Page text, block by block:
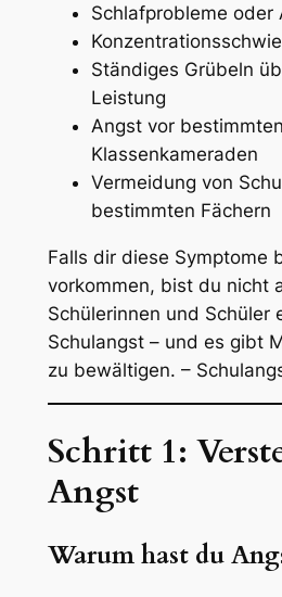
Schlafprobleme oder
Ständiges Grübeln
Leistung
Angst vor
Klassenkameraden
Vermeidung von
bestimmten Fächern
Falls dir diese Symptome
vorkommen, bist du nicht
Schülerinnen und Schüler
Schulangst – und es gibt
zu bewältigen. –
Schritt 1:
Angst
Warum hast du